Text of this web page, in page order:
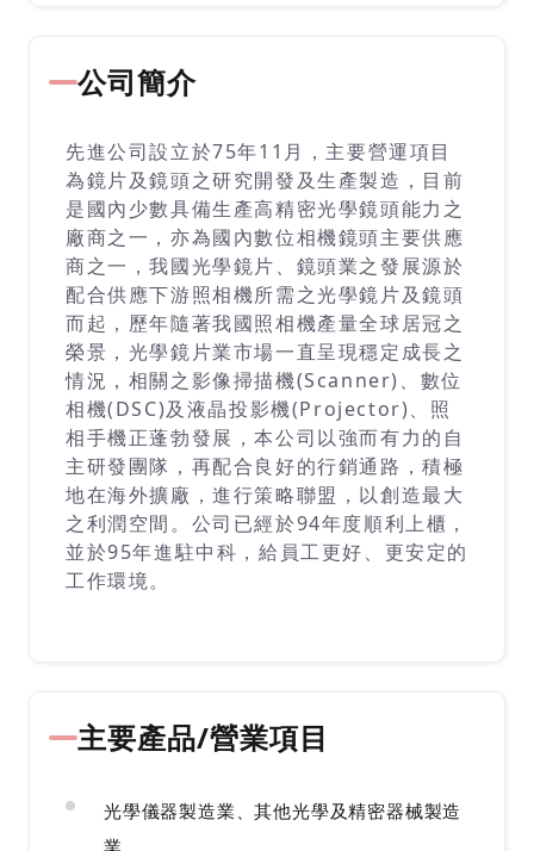
公司簡介
先進公司設立於75年11月，主要營運項目
為鏡片及鏡頭之研究開發及生產製造，目前
是國內少數具備生產高精密光學鏡頭能力之
廠商之一，亦為國內數位相機鏡頭主要供應
商之一，我國光學鏡片、鏡頭業之發展源於
配合供應下游照相機所需之光學鏡片及鏡頭
而起，歷年隨著我國照相機產量全球居冠之
榮景，光學鏡片業市場一直呈現穩定成長之
情況，相關之影像掃描機(Scanner)、數位
相機(DSC)及液晶投影機(Projector)、照
相手機正蓬勃發展，本公司以強而有力的自
主研發團隊，再配合良好的行銷通路，積極
地在海外擴廠，進行策略聯盟，以創造最大
之利潤空間。公司已經於94年度順利上櫃，
並於95年進駐中科，給員工更好、更安定的
工作環境。
主要產品/營業項目
光學儀器製造業、其他光學及精密器械製造
業